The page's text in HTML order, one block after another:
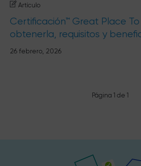
Artículo
Certificación™ Great Place
obtenerla, requisitos y
26 febrero, 2026
Página 1 de 1